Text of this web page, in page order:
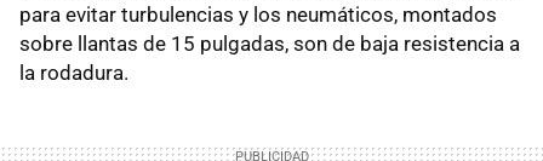
para evitar turbulencias y los neumáticos, montados
sobre llantas de 15 pulgadas, son de baja resistencia a
la rodadura.